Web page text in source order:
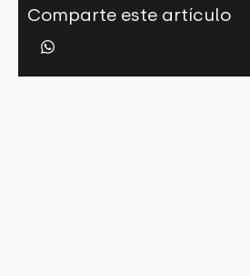
Comparte este artículo